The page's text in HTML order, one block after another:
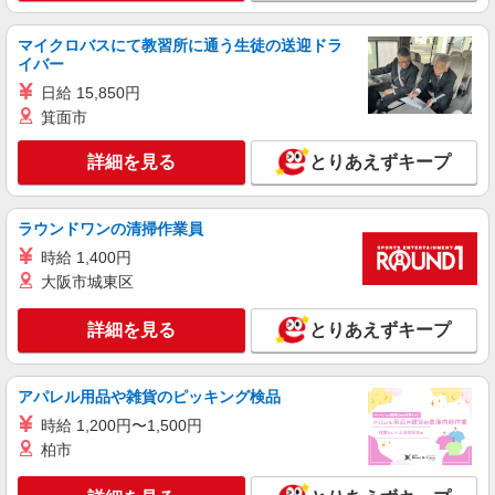
月給219,500円〜225,500円 ※経験・能力に
よる （一律TOEIC特別手当含む） ※試用期間（3
ヶ月） 時給1,250円＋TOEIC手当（726点以上
5,000円／月、856点以上10,000円／月）
東京都中央区銀座4-2-12 銀座クリスタルビル
リーガルファクトリーストア八重洲店
靴の販売・接客スタッフ
月給214,500円〜215,500円 ※経験・能力に
よる ※試用期間（3〜6ヶ月※勤務内容による）は
東京都 中央区日本橋3-1-4 画廊ビル1・2Ｆ
キープ 詳細を見る
アルバイト パート
リベーチェ
［アルバイト］時給1,500円 ※経験・能力によ
マイクロバスにて教習所に通う生徒の送迎ドラ
イバー
日給 15,850円
箕面市
詳細を見る とりあえずキープ
ラウンドワンの清掃作業員
時給 1,400円
大阪市城東区
詳細を見る とりあえずキープ
アパレル用品や雑貨のピッキング検品
時給 1,200円〜1,500円
柏市